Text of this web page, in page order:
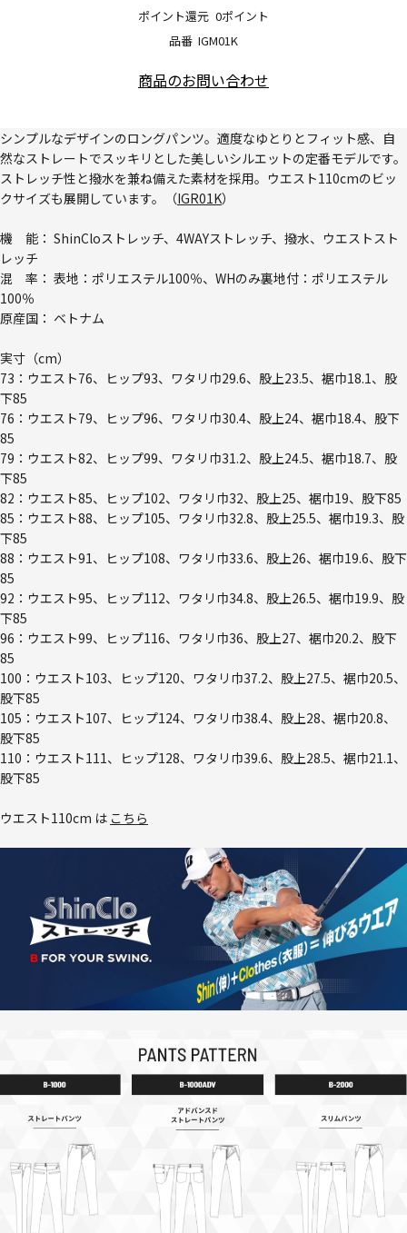
品番 IGM01K
ポイント還元 0ポイント
商品のお問い合わせ
シンプルなデザインのロングパンツ。適度なゆとりとフィット感、自
然なストレートでスッキリとした美しいシルエットの定番モデルです。
ストレッチ性と撥水を兼ね備えた素材を採用。ウエスト110cmのビッ
クサイズも展開しています。（IGR01K）
機 能： ShinCloストレッチ、4WAYストレッチ、撥水、ウエストスト
レッチ
混 率： 表地：ポリエステル100％、WHのみ裏地付：ポリエステル
100％
原産国： ベトナム
実寸（cm）
73：ウエスト76、ヒップ93、ワタリ巾29.6、股上23.5、裾巾18.1、股
下85
76：ウエスト79、ヒップ96、ワタリ巾30.4、股上24、裾巾18.4、股下
85
79：ウエスト82、ヒップ99、ワタリ巾31.2、股上24.5、裾巾18.7、股
下85
82：ウエスト85、ヒップ102、ワタリ巾32、股上25、裾巾19、股下85
85：ウエスト88、ヒップ105、ワタリ巾32.8、股上25.5、裾巾19.3、股
下85
88：ウエスト91、ヒップ108、ワタリ巾33.6、股上26、裾巾19.6、股下
85
92：ウエスト95、ヒップ112、ワタリ巾34.8、股上26.5、裾巾19.9、股
下85
96：ウエスト99、ヒップ116、ワタリ巾36、股上27、裾巾20.2、股下
85
100：ウエスト103、ヒップ120、ワタリ巾37.2、股上27.5、裾巾20.5、
股下85
105：ウエスト107、ヒップ124、ワタリ巾38.4、股上28、裾巾20.8、
股下85
110：ウエスト111、ヒップ128、ワタリ巾39.6、股上28.5、裾巾21.1、
股下85
ウエスト110cm は こちら